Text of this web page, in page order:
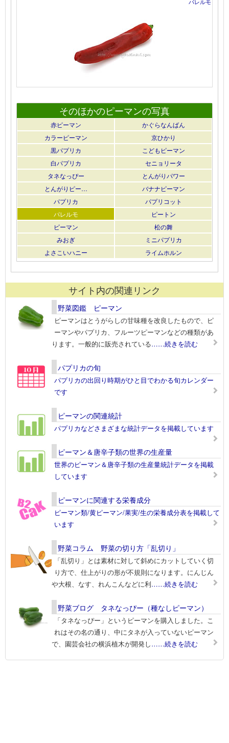
そのほかのピーマンの写真
赤ピーマン
かぐらなんばん
カラーピーマン
京ひかり
黒パプリカ
こどもピーマン
白パプリカ
セニョリータ
タネなっぴー
とんがりパワー
とんがりピー…
バナナピーマン
パプリカ
パプリコット
パレルモ
ピートン
ピーマン
松の舞
みおぎ
ミニパプリカ
よさこいハニー
ライムホルン
サイト内の関連リンク
野菜図鑑 ピーマン
ピーマンはとうがらしの甘味種を改良したもので、ピ
ーマンやパプリカ、フルーツピーマンなどの種類があ
ります。一般的に販売されている……続きを読む
パプリカの旬
パプリカの出回り時期がひと目でわかる旬カレンダー
です
ピーマンの関連統計
パプリカなどさまざまな統計データを掲載しています
ピーマン＆唐辛子類の世界の生産量
世界のピーマン＆唐辛子類の生産量統計データを掲載
しています
ピーマンに関連する栄養成分
ピーマン類/黄ピーマン/果実/生の栄養成分表を掲載して
います
野菜コラム 野菜の切り方「乱切り」
「乱切り」とは素材に対して斜めにカットしていく切
り方で、仕上がりの形が不規則になります。にんじん
や大根、なす、れんこんなどに利……続きを読む
野菜ブログ タネなっぴー（種なしピーマン）
「タネなっぴー」というピーマンを購入しました。こ
れはその名の通り、中にタネが入っていないピーマン
で、園芸会社の横浜植木が開発し……続きを読む